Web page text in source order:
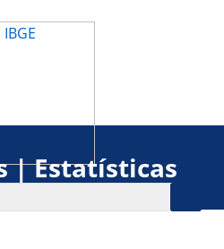
| Estatísticas